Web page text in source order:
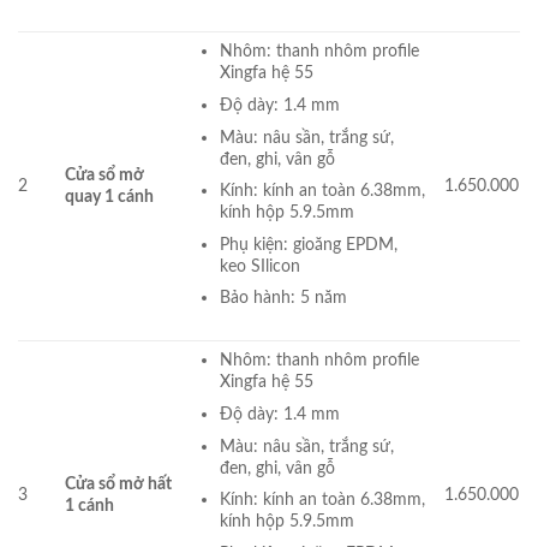
2
Cửa sổ mở
quay 1 cánh
Nhôm: thanh nhôm profile
Xingfa hệ 55
Độ dày: 1.4 mm
Màu: nâu sần, trắng sứ,
đen, ghi, vân gỗ
Kính: kính an toàn 6.38mm,
kính hộp 5.9.5mm
Phụ kiện: gioăng EPDM,
keo SIlicon
Bảo hành: 5 năm
1.650.000
3
Cửa sổ mở hất
1 cánh
Nhôm: thanh nhôm profile
Xingfa hệ 55
Độ dày: 1.4 mm
Màu: nâu sần, trắng sứ,
đen, ghi, vân gỗ
Kính: kính an toàn 6.38mm,
kính hộp 5.9.5mm
1.650.000